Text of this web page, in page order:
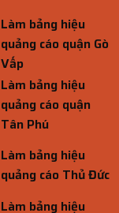
Làm bảng hiệu
quảng cáo quận Gò
Vấp
Làm bảng hiệu
quảng cáo quận
Tân Phú
Làm bảng hiệu
quảng cáo Thủ Đức
Làm bảng hiệu